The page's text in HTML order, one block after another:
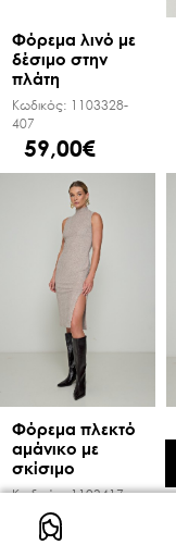
Φόρεμα λινό με
δέσιμο στην
πλάτη
Κωδικός: 1103328-
407
59,00€
Φόρεμα πλεκτό
αμάνικο με
σκίσιμο
Κωδικός: 1103417-
39,95€